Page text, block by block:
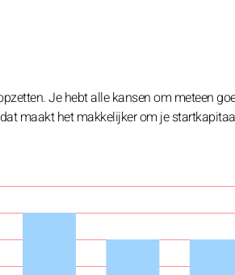
Je hebt alle kansen om meteen
maakt het makkelijker om je